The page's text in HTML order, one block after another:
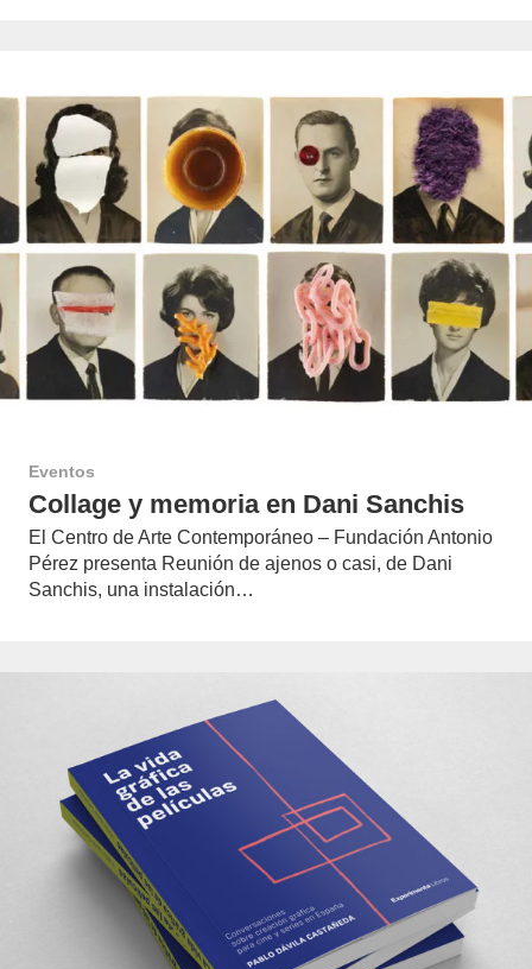
Eventos
Collage y memoria en Dani Sanchis
El Centro de Arte Contemporáneo – Fundación Antonio
Pérez presenta Reunión de ajenos o casi, de Dani
Sanchis, una instalación…